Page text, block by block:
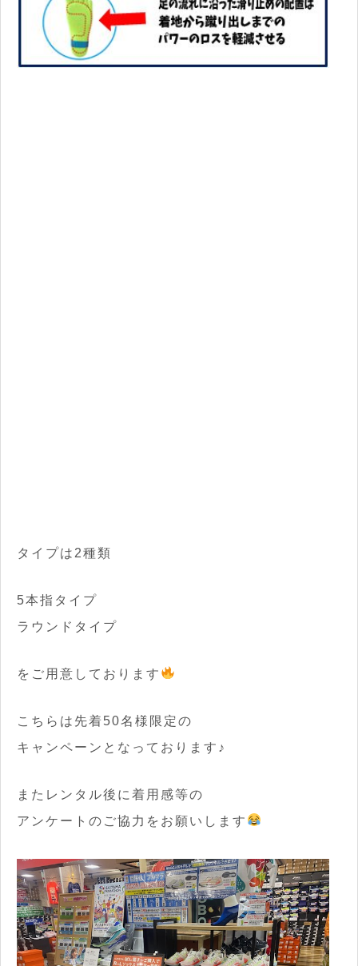
タイプは2種類
5本指タイプ
ラウンドタイプ
をご用意しております
こちらは先着50名様限定の
キャンペーンとなっております♪
またレンタル後に着用感等の
アンケートのご協力をお願いします